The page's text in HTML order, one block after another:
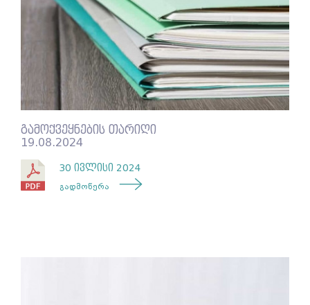
გამოქვეყნების თარიღი
19.08.2024
30 ივლისი 2024
გადმოწერა